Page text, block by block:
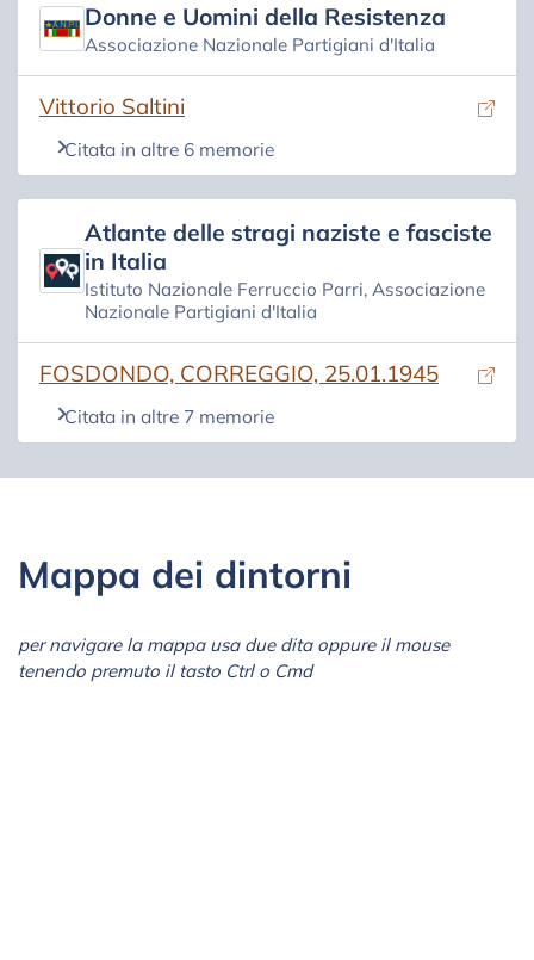
Donne e Uomini della Resistenza
Associazione Nazionale Partigiani d'Italia
Vittorio Saltini
(si apre in una nuova scheda)
Citata in altre 6 memorie
Atlante delle stragi naziste e fasciste
in Italia
Istituto Nazionale Ferruccio Parri, Associazione
Nazionale Partigiani d'Italia
FOSDONDO, CORREGGIO, 25.01.1945
(si apre in una nuova scheda)
Citata in altre 7 memorie
Mappa dei dintorni
per navigare la mappa usa due dita oppure il mouse
tenendo premuto il tasto Ctrl o Cmd